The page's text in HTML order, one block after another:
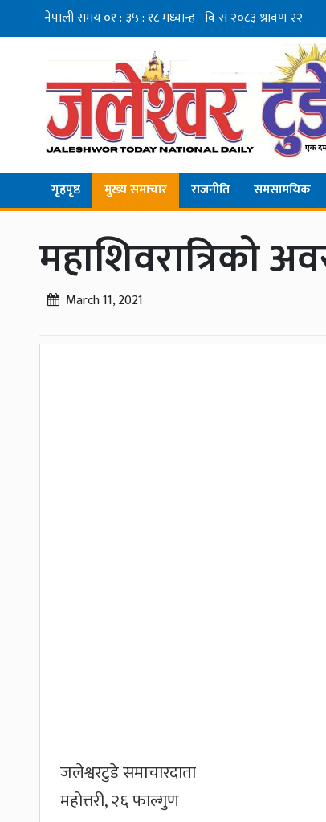
गृहपृष्ठ मुख्य समाचार राजनीति समसामयिक
महाशिवरात्रिको
March 11, 2021
जलेश्वरटुडे समाचारदाता
महोत्तरी, २६ फाल्गुण